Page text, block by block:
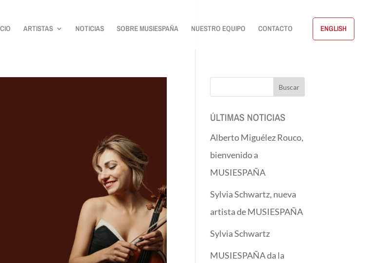
ARTISTAS NOTICIAS SOBRE MUSIESPAÑA NUESTRO EQUIPO CONTACTO ENGLISH
ÚLTIMAS NOTICIAS
Alberto Miguélez Rouco,
bienvenido a
MUSIESPAÑA
Sylvia Schwartz, nueva
artista de MUSIESPAÑA
Sylvia Schwartz
MUSIESPAÑA da la